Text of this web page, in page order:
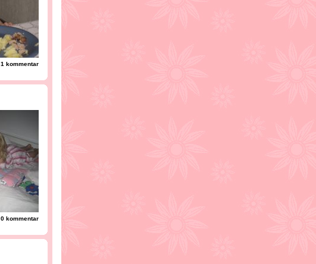
1 kommentar
0 kommentar